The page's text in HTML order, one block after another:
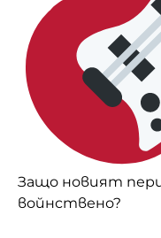
Защо новият
войнствено?